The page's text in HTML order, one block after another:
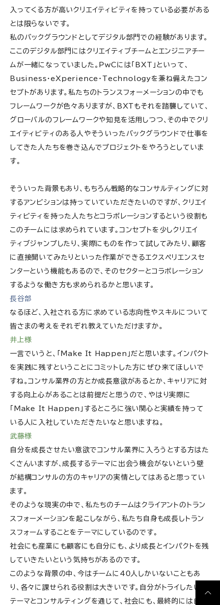
入ってくる方が高いクリエイティビティを持っている必要がある
とは限らないです。
私のバックグラウンドとしてデジタル部門での経験があります。
ここのデジタル部門にはクリエイティブチームとエンジニアチー
ムが一緒になっていました。PwCには「BXT」といって、
Business・eXperience・Technologyを兼ね備えたコン
セプトがあります。私たちのトランスフォーメーションの中でも
フレームワークが色々ありますが、BXTもそれを踏襲していて、
グローバルのフレームワークや知見を活用しつつ、その中でクリ
エイティビティのある人やそういったバックグラウンドで仕事を
してきた人たちを巻き込んでプロジェクトをやろうとしていま
す。
そういった背景もあり、もちろん戦略的なコンサルティングに対
するアンビションは持っていていただきたいのですが、クリエイ
ティビティを持った人たちとコラボレーションするという役割も
このチームには求められています。コンセプトを少しクリエイ
ティブジャンプしたり、実際にものを作って試してみたり、顧客
に直接聞いてみたりといった作業ができるエクスペリエンスセ
ンターという機能もあるので、そのセクターとコラボレーション
するような働き方も求められるかと思います。
長谷部
なるほど、入社される方に求めている志向性やスキルについて
皆さまの考えをそれぞれ教えていただけますか。
井上様
一言でいうと、「Make It Happen」だと思います。インパクト
を実践に残すということにコミットした方にぜひ来てほしいで
すね。コンサル業界の方とか成長意欲があるとか、キャリアに対
する向上心があることは前提だと思うので、やはり実際に
「Make It Happen」するところに強い関心と実績を持って
いる人に入社していただきたいなと思いますね。
武藤様
自分を成長させたい意欲でコンサル業界に入ろうとする方はた
くさんいますが、成長するテーマに出会う機会がないという壁
が結構コンサルの方のキャリアの実情としてはあると思ってい
ます。
そのような現実の中で、私たちのチームはクライアントのトラン
スフォーメーションを起こしながら、私たち自身も成長しトラン
スフォームすることをテーマにしているのです。
社会にも産業にも顧客にも自分にも、より成長とインパクトを残
していきたいという気持ちがあるのです。
このような背景の中、今はチームに40人しかいないこともあ
り、各々に課せられる役割は大きいです。自分がトライしたい
テーマとコンサルティングを通じて、社会にも、最終的には自分